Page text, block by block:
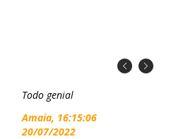
Todo genial
Amaia, 16:15:06
20/07/2022